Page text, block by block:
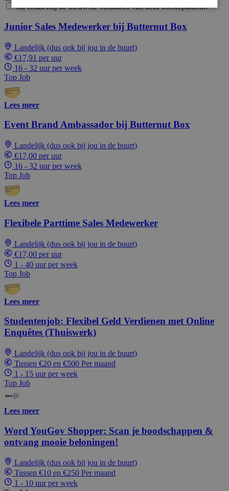
Ja, email mij de nieuwste vacatures van deze zoekopdracht!
Junior Sales Medewerker bij Butternut Box
Landelijk (dus ook bij jou in de buurt)
€17,91 per uur
16 - 32 uur per week
Top Job
Lees meer
Event Brand Ambassador bij Butternut Box
Landelijk (dus ook bij jou in de buurt)
€17,00 per uur
16 - 32 uur per week
Top Job
Lees meer
Flexibele Parttime Sales Medewerker
Landelijk (dus ook bij jou in de buurt)
€17,00 per uur
1 - 40 uur per week
Top Job
Lees meer
Studentenjob: Flexibel Geld Verdienen met Online
Enquêtes (Thuiswerk)
Landelijk (dus ook bij jou in de buurt)
Tussen €20 en €500 Per maand
1 - 15 uur per week
Top Job
Lees meer
Word YouGov Shopper: Scan je boodschappen &
ontvang mooie beloningen!
Landelijk (dus ook bij jou in de buurt)
Tussen €10 en €250 Per maand
1 - 10 uur per week